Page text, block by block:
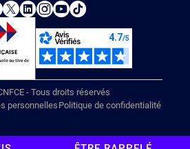
- Tous droits réservés
personnelles Politique de confidentialité